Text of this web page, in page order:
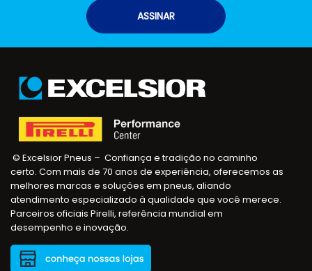
a
ASSINAR
© Excelsior Pneus – Confiança e tradição no caminho
certo. Com mais de 70 anos de experiência, oferecemos as
melhores marcas e soluções em pneus, aliando
atendimento especializado à qualidade que você merece.
Parceiros oficiais Pirelli, referência mundial em
desempenho e inovação.